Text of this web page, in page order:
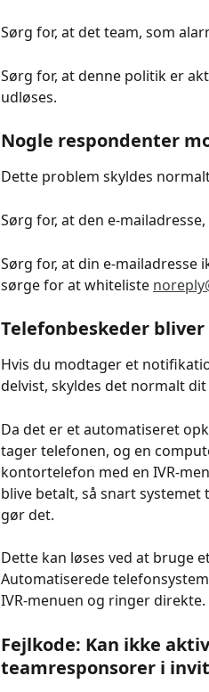
Sørg for, at det team, som
Sørg for, at denne politik er
udløses.
Nogle respondenter
Dette problem skyldes
Sørg for, at den e-
Sørg for, at din e-mailadresse
sørge for at whiteliste
Telefonbeskeder
Hvis du modtager et
delvist, skyldes det normalt
Da det er et automatiseret
tager telefonen, og en
kontortelefon med en IVR-
blive betalt, så snart
gør det.
Dette kan løses ved at bruge
Automatiserede
IVR-menuen og ringer direkte.
Fejlkode: Kan ikke
teamresponsorer i